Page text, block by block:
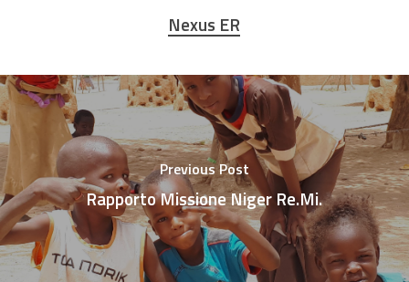
Nexus ER
Previous Post
Rapporto Missione Niger Re.Mi.